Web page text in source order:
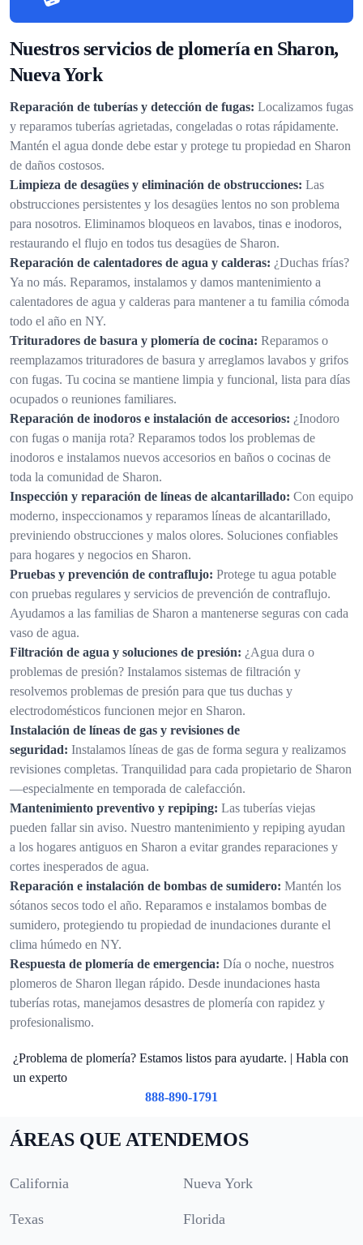
Nuestros servicios de plomería en Sharon,
Nueva York
Reparación de tuberías y detección de fugas: Localizamos fugas
y reparamos tuberías agrietadas, congeladas o rotas rápidamente.
Mantén el agua donde debe estar y protege tu propiedad en Sharon
de daños costosos.
Limpieza de desagües y eliminación de obstrucciones: Las
obstrucciones persistentes y los desagües lentos no son problema
para nosotros. Eliminamos bloqueos en lavabos, tinas e inodoros,
restaurando el flujo en todos tus desagües de Sharon.
Reparación de calentadores de agua y calderas: ¿Duchas frías?
Ya no más. Reparamos, instalamos y damos mantenimiento a
calentadores de agua y calderas para mantener a tu familia cómoda
todo el año en NY.
Trituradores de basura y plomería de cocina: Reparamos o
reemplazamos trituradores de basura y arreglamos lavabos y grifos
con fugas. Tu cocina se mantiene limpia y funcional, lista para días
ocupados o reuniones familiares.
Reparación de inodoros e instalación de accesorios: ¿Inodoro
con fugas o manija rota? Reparamos todos los problemas de
inodoros e instalamos nuevos accesorios en baños o cocinas de
toda la comunidad de Sharon.
Inspección y reparación de líneas de alcantarillado: Con equipo
moderno, inspeccionamos y reparamos líneas de alcantarillado,
previniendo obstrucciones y malos olores. Soluciones confiables
para hogares y negocios en Sharon.
Pruebas y prevención de contraflujo: Protege tu agua potable
con pruebas regulares y servicios de prevención de contraflujo.
Ayudamos a las familias de Sharon a mantenerse seguras con cada
vaso de agua.
Filtración de agua y soluciones de presión: ¿Agua dura o
problemas de presión? Instalamos sistemas de filtración y
resolvemos problemas de presión para que tus duchas y
electrodomésticos funcionen mejor en Sharon.
Instalación de líneas de gas y revisiones de
seguridad: Instalamos líneas de gas de forma segura y realizamos
revisiones completas. Tranquilidad para cada propietario de Sharon
—especialmente en temporada de calefacción.
Mantenimiento preventivo y repiping: Las tuberías viejas
pueden fallar sin aviso. Nuestro mantenimiento y repiping ayudan
a los hogares antiguos en Sharon a evitar grandes reparaciones y
cortes inesperados de agua.
Reparación e instalación de bombas de sumidero: Mantén los
sótanos secos todo el año. Reparamos e instalamos bombas de
sumidero, protegiendo tu propiedad de inundaciones durante el
clima húmedo en NY.
Respuesta de plomería de emergencia: Día o noche, nuestros
plomeros de Sharon llegan rápido. Desde inundaciones hasta
tuberías rotas, manejamos desastres de plomería con rapidez y
profesionalismo.
¿Problema de plomería? Estamos listos para ayudarte. | Habla con
un experto
888-890-1791
ÁREAS QUE ATENDEMOS
California Nueva York
Texas Florida